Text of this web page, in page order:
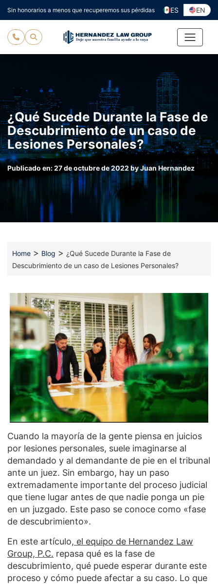
al
contenido
Sin honorarios a menos que recuperemos sus pérdidas ES EN
¿Qué Sucede Durante la Fase de
Descubrimiento de un caso de
Lesiones Personales?
Publicado en:27 de octubre de 2022byJuan Hernandez
Home > Blog > ¿Qué Sucede Durante la Fase de
Descubrimiento de un caso de Lesiones Personales?
Cuando la mayoría de la gente piensa en juicios
por lesiones personales, suele imaginarse al
demandado y al demandante de pie en el tribunal
ante un juez. Sin embargo, hay un paso
extremadamente importante del proceso judicial
que tiene lugar antes de que nadie ponga un pie
en un juzgado. Este paso se conoce como «fase
de descubrimiento».
En este artículo, el equipo de Hernandez Law
Group, P.C. repasa qué es la fase de
descubrimiento, qué puede esperar durante este
proceso y cómo puede afectar a su caso. Lo que